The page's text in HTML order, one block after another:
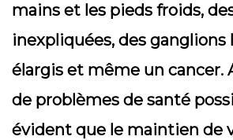
mains et les pieds froids,
inexpliquées, des
élargis et même un cancer.
de problèmes de santé
évident que le maintien de